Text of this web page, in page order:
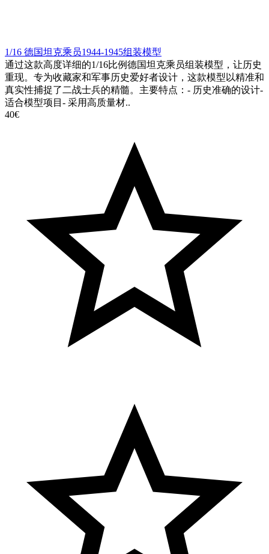
1/16 德国坦克乘员1944-1945组装模型
通过这款高度详细的1/16比例德国坦克乘员组装模型，让历史
重现。专为收藏家和军事历史爱好者设计，这款模型以精准和
真实性捕捉了二战士兵的精髓。主要特点：- 历史准确的设计-
适合模型项目- 采用高质量材..
40€